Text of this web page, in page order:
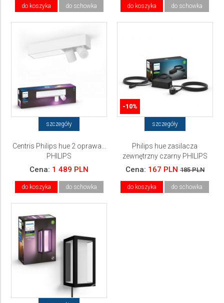
do koszyka do schowka do koszyka do schowka
szczegóły
Centris Philips hue 2 oprawa...
PHILIPS
Cena: 1 489 PLN
do koszyka do schowka
-10%
szczegóły
Philips hue zasilacza
zewnętrzny czarny PHILIPS
Cena: 167 PLN 185 PLN
do koszyka do schowka